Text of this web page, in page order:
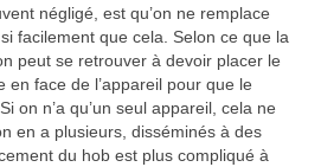
négligé, est qu’on ne remplace
facilement que cela. Selon ce que la
peut se retrouver à devoir placer le
en face de l’appareil pour que le
on n’a qu’un seul appareil, cela ne
en a plusieurs, disséminés à des
du hob est plus compliqué à